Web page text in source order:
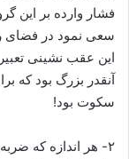
فشار وارده بر این
سعی نمود در فضای
این عقب نشینی
آنقدر بزرگ بود که
سکوت بود!
۲- هر اندازه که